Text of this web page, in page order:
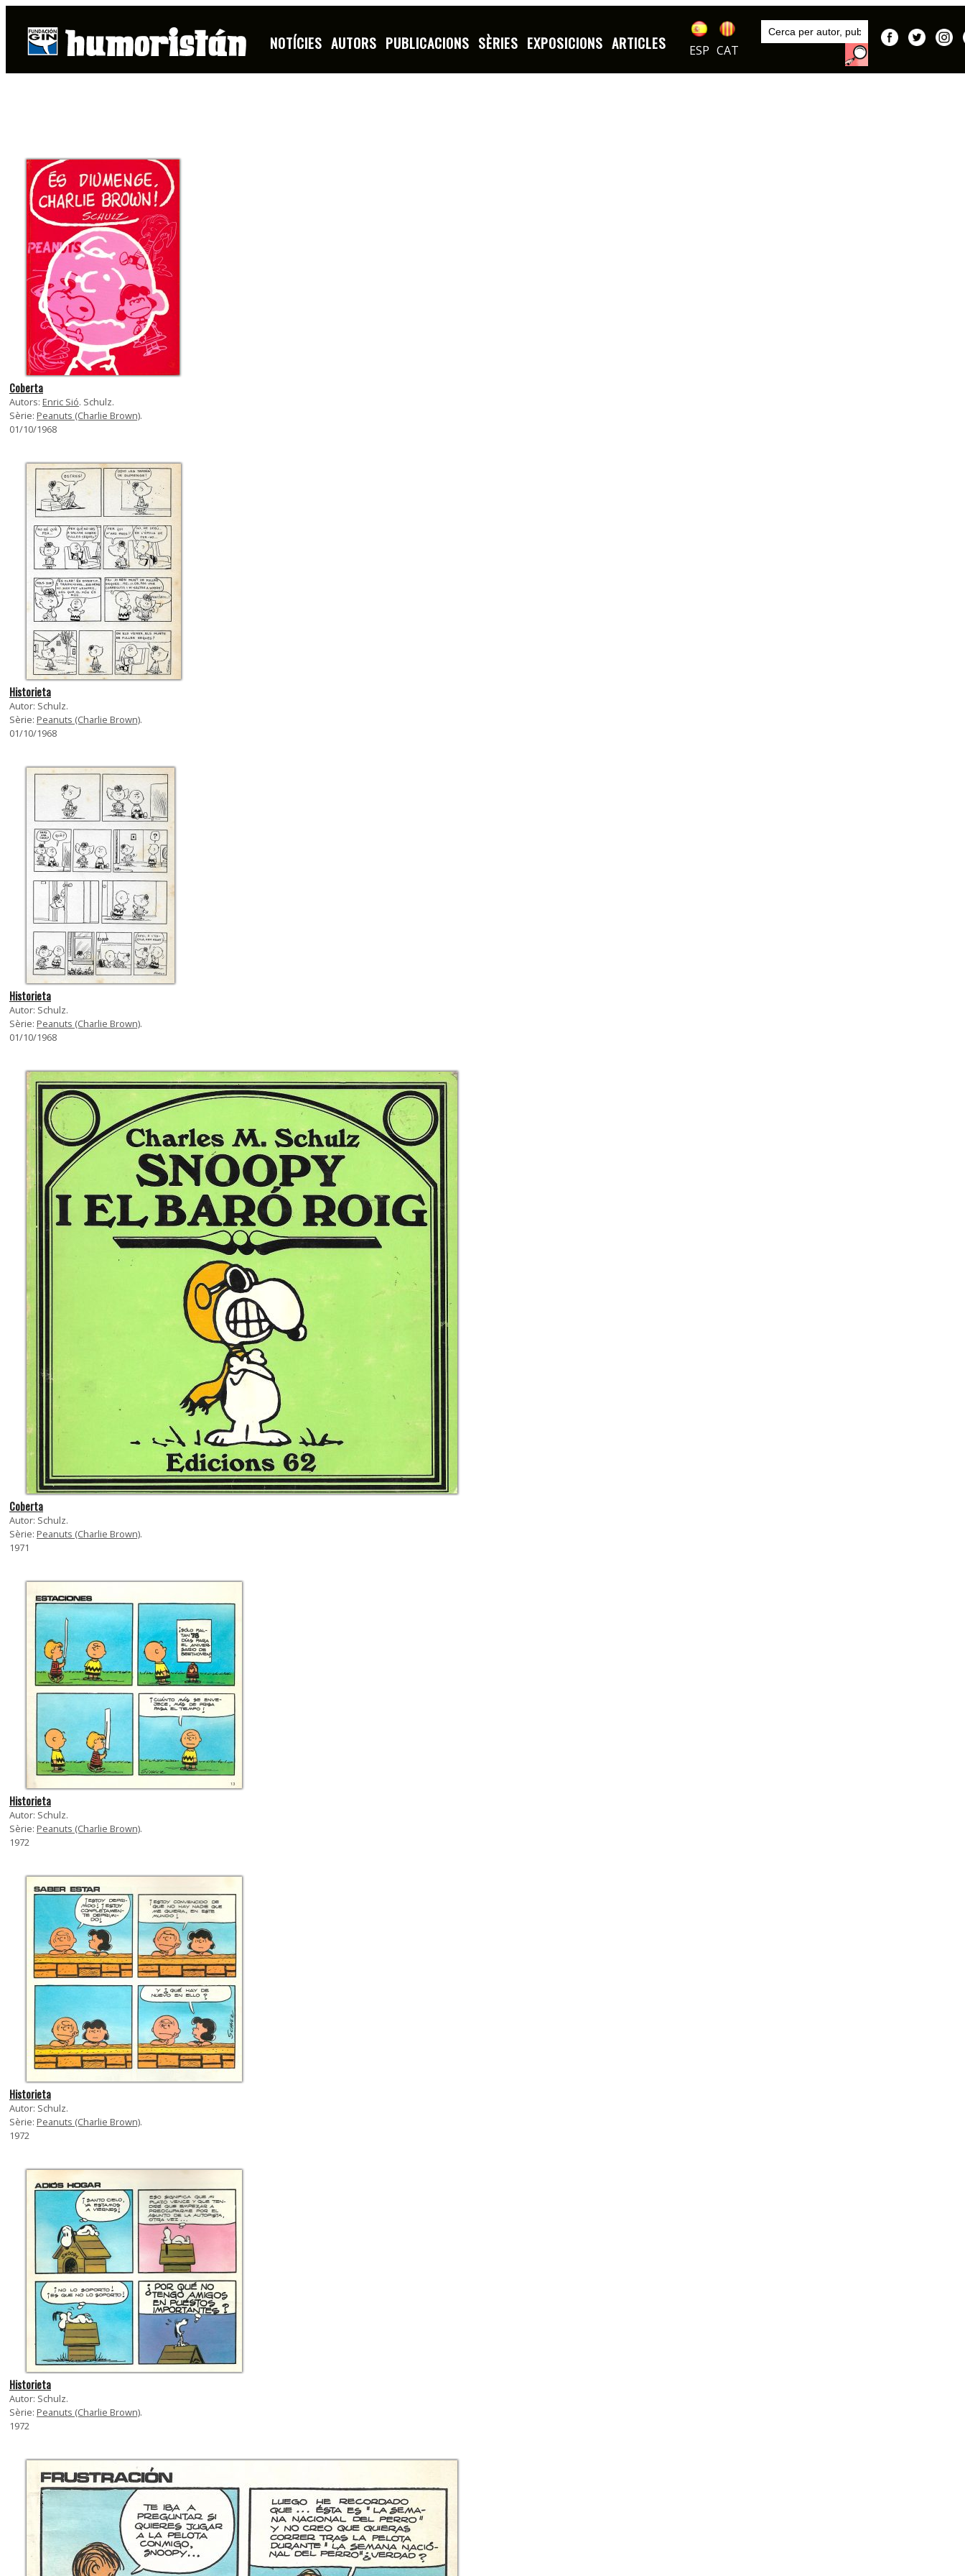
NOTÍCIES AUTORS PUBLICACIONS SÈRIES EXPOSICIONS ARTICLES ESP CAT
Sèries
Peanuts (Charlie Brown)
FITXA DIBUIXOS
Coberta
Autors: Enric Sió. Schulz.
Sèrie: Peanuts (Charlie Brown).
01/10/1968
Historieta
Autor: Schulz.
Sèrie: Peanuts (Charlie Brown).
01/10/1968
Historieta
Autor: Schulz.
Sèrie: Peanuts (Charlie Brown).
01/10/1968
Coberta
Autor: Schulz.
Sèrie: Peanuts (Charlie Brown).
1971
Historieta
Autor: Schulz.
Sèrie: Peanuts (Charlie Brown).
1972
Historieta
Autor: Schulz.
Sèrie: Peanuts (Charlie Brown).
1972
Historieta
Autor: Schulz.
Sèrie: Peanuts (Charlie Brown).
1972